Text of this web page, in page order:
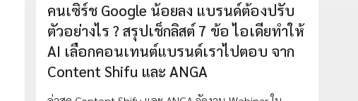
คนเซิร์ช Google น้อยลง แบรนด์ต้องปรับ
ตัวอย่างไร ? สรุปเช็กลิสต์ 7 ข้อ ไอเดียทำให้
AI เลือกคอนเทนต์แบรนด์เราไปตอบ จาก
Content Shifu และ ANGA